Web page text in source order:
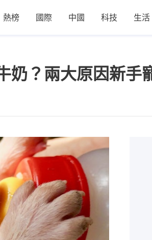
熱榜 國際 中國 科技 生活
奶？兩大原因新手